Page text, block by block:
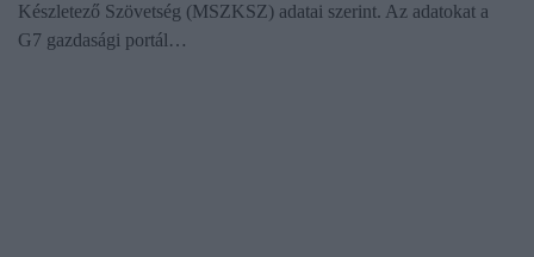
Készletező Szövetség (MSZKSZ) adatai szerint. Az adatokat a
G7 gazdasági portál…